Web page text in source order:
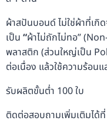
ผ้าสปันบอนด์ ไม่ใช่ผ้าที่เกิ
เป็น “ผ้าไม่ถักไม่ทอ”
พลาสติก (ส่วนใหญ่เป็น
ต่อเนื่อง แล้วใช้ความร้อน
รับผลิตขั้นต่ำ 100 ใบ
ติดต่อสอบถามเพิ่มเติมได้